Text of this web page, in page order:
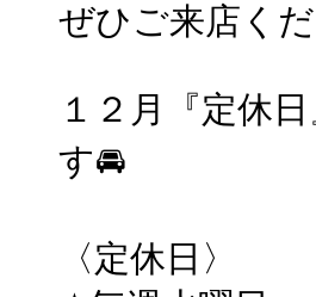
ぜひご来店く
１２月『定休
す🚘
〈定休日〉